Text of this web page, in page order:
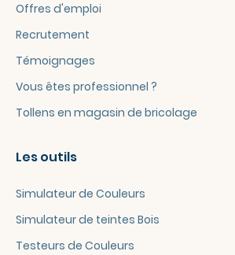
Offres d'emploi
Recrutement
Témoignages
Vous êtes professionnel ?
Tollens en magasin de bricolage
Les outils
Simulateur de Couleurs
Simulateur de teintes Bois
Testeurs de Couleurs